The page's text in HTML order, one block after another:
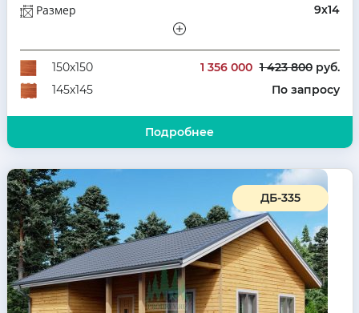
Размер 9х14
Количество комнат
4
150х150
1 356 000 1 423 800руб.
145х145
По запросу
Подробнее
ДБ-335